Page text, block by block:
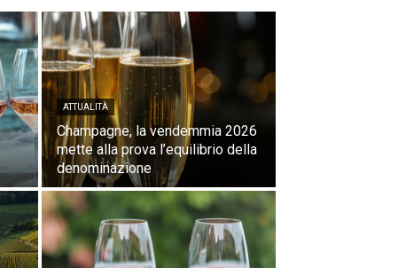
ATTUALITÀ
Champagne, la vendemmia 2026
mette alla prova l’equilibrio della
denominazione